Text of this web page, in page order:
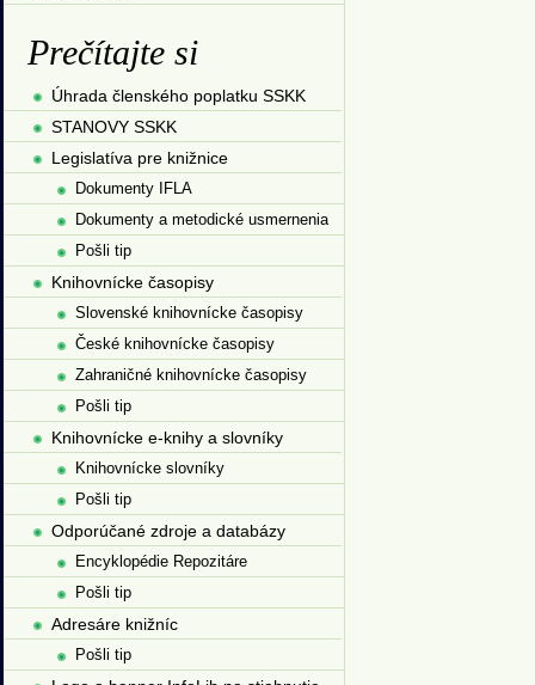
Prečítajte si
Úhrada členského poplatku SSKK
STANOVY SSKK
Legislatíva pre knižnice
Dokumenty IFLA
Dokumenty a metodické usmernenia
Pošli tip
Knihovnícke časopisy
Slovenské knihovnícke časopisy
České knihovnícke časopisy
Zahraničné knihovnícke časopisy
Pošli tip
Knihovnícke e-knihy a slovníky
Knihovnícke slovníky
Pošli tip
Odporúčané zdroje a databázy
Encyklopédie Repozitáre
Pošli tip
Adresáre knižníc
Pošli tip